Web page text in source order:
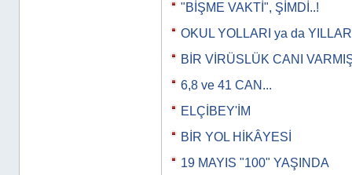
"BİŞME VAKTİ", ŞİMDİ..!
OKUL YOLLARI ya da
BİR VİRÜSLÜK CANI
6,8 ve 41 CAN...
ELÇİBEY'İM
BİR YOL HİKÂYESİ
19 MAYIS "100" YAŞINDA